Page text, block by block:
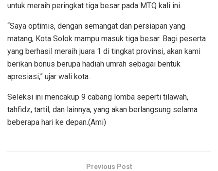
untuk meraih peringkat tiga besar pada MTQ kali ini.
“Saya optimis, dengan semangat dan persiapan yang
matang, Kota Solok mampu masuk tiga besar. Bagi peserta
yang berhasil meraih juara 1 di tingkat provinsi, akan kami
berikan bonus berupa hadiah umrah sebagai bentuk
apresiasi,” ujar wali kota.
Seleksi ini mencakup 9 cabang lomba seperti tilawah,
tahfidz, tartil, dan lainnya, yang akan berlangsung selama
beberapa hari ke depan.(Ami)
Previous Post